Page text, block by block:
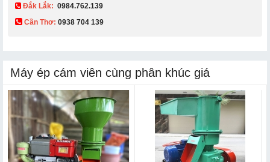
Đắk Lắk: 0984.762.139
Cần Thơ: 0938 704 139​
Máy ép cám viên cùng phân khúc giá